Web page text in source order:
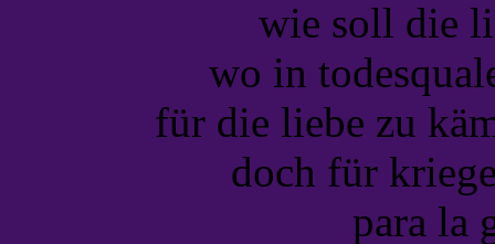
wie soll die
wo in
für die liebe zu
doch für
para la